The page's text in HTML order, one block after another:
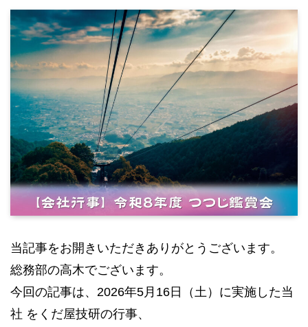
当記事をお開きいただきありがとうございます。
総務部の高木でございます。
今回の記事は、2026年5月16日（土）に実施した当
社 をくだ屋技研の行事、